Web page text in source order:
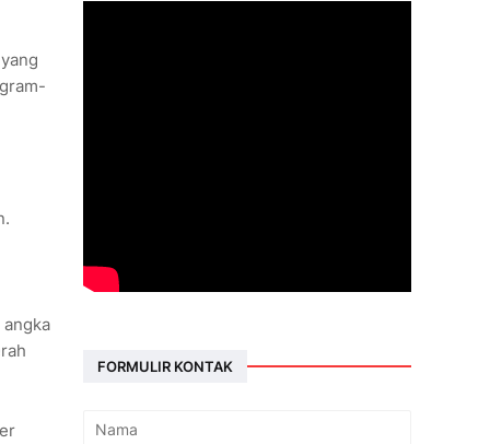
FORMULIR KONTAK